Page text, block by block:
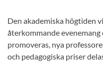
Den akademiska högtiden
återkommande
promoveras, nya
och pedagogiska priser